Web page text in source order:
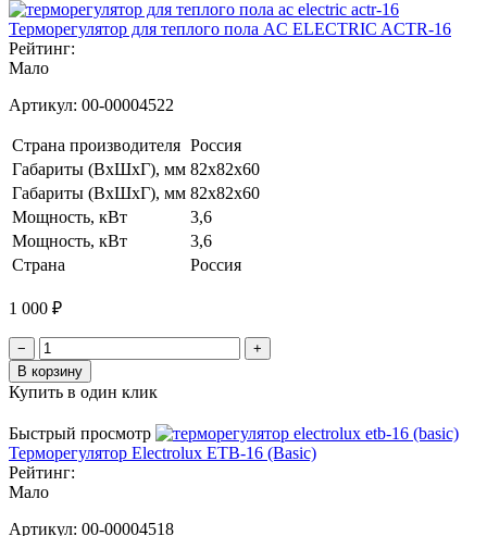
Терморегулятор для теплого пола AC ELECTRIC ACTR-16
Рейтинг:
Мало
Артикул: 00-00004522
Страна производителя Россия
Габариты (ВхШхГ), мм 82x82x60
Габариты (ВxШxГ), мм 82x82x60
Мощность, кВт
3,6
Мощность, кВт
3,6
Страна
Россия
1 000 ₽
−
+
В корзину
Купить в один клик
Быстрый просмотр
Терморегулятор Electrolux ETB-16 (Basic)
Рейтинг:
Мало
Артикул: 00-00004518